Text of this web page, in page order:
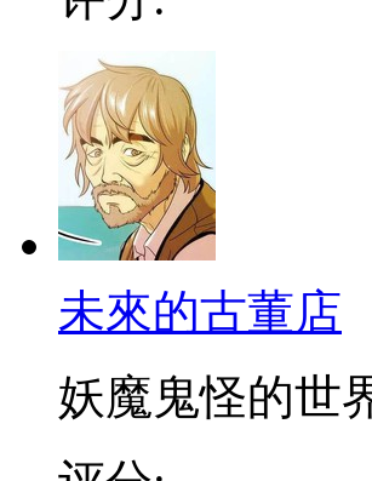
未來的古董店
妖魔鬼怪的世